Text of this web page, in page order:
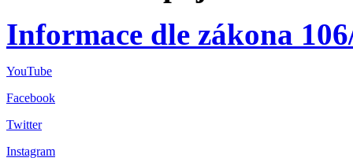
Informace dle zákona
YouTube
Facebook
Twitter
Instagram